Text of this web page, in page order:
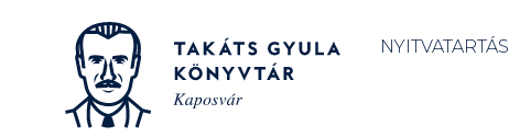
NYITVATARTÁS